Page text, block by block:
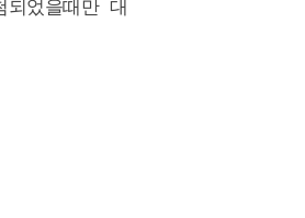
되었을때만 대